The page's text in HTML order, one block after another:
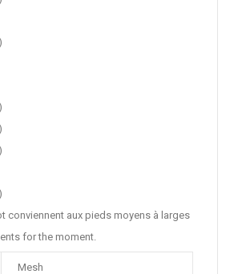
conviennent aux pieds moyens à larges
for the moment.
Mesh